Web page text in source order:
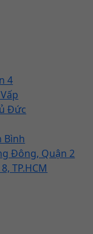
4
Đức
Bình
Đông, Quận 2
TP.HCM